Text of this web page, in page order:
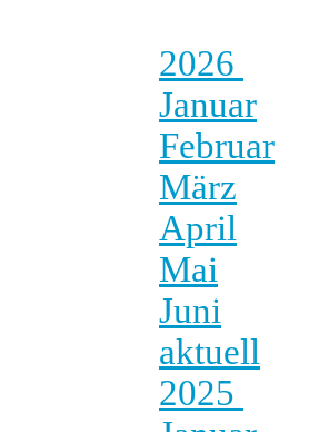
2026
Januar
Februar
März
April
Mai
Juni
aktuell
2025